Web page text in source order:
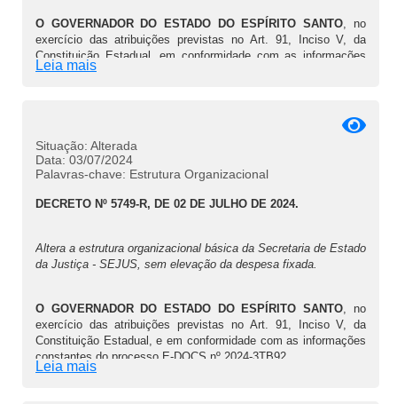
O GOVERNADOR DO ESTADO DO ESPÍRITO SANTO, no
exercício das atribuições previstas no Art. 91, Inciso V, da
Constituição Estadual, em conformidade com as informações
contidas no processo E-DOCS nº 2025-WRDJJ,
Art. 1º Fica criado e incluído na estrutura organizacional básica
da SEJUS, o Núcleo de Administração Penitenciária - Região
de Administração do Sistema Penitenciário.
Art. 2º Fica alterada a estrutura organizacional básica da
SEJUS em relação às seguintes unidades administrativas:
I - o Núcleo de Administração Penitenciária - Região
Metropolitana - NAP-Metropolitana fica transformado em Núcleo
de Administração Penitenciária - Região Metropolitana I - NAP-
Metropolitana I, mantendo sua subordinação;
Leia mais
Situação: Alterada
Data: 03/07/2024
Palavras-chave: Estrutura Organizacional
DECRETO Nº 5749-R, DE 02 DE JULHO DE 2024.
Altera a estrutura organizacional básica da Secretaria de Estado
da Justiça - SEJUS, sem elevação da despesa fixada.
O GOVERNADOR DO ESTADO DO ESPÍRITO SANTO, no
exercício das atribuições previstas no Art. 91, Inciso V, da
Constituição Estadual, e em conformidade com as informações
constantes do processo E-DOCS nº 2024-3TB92,
Leia mais